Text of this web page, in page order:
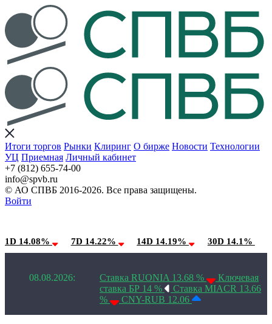
Итоги торгов Рынки Клиринг О бирже Новости Технологии
УЦ Приемная Личный кабинет
+7 (812) 655-74-00
info@spvb.ru
© АО СПВБ 2016-2026. Все права защищены.
Войти
1D 14.08% 7D 14.22% 14D 14.19% 30D 14.1%
08.08.2026: Ставка RUONIA 13.68 %
Ключевая
ставка БР 14 %
Ставка MIACR 13.66
%
CNY-RUB 12.06